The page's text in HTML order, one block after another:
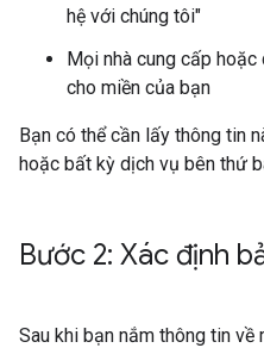
hệ với chúng tôi"
Mọi nhà cung cấp
cho miền của bạn
Bạn có thể cần lấy thông tin
hoặc bất kỳ dịch vụ bên thứ
Bước 2: Xác định
Sau khi bạn nắm thông tin